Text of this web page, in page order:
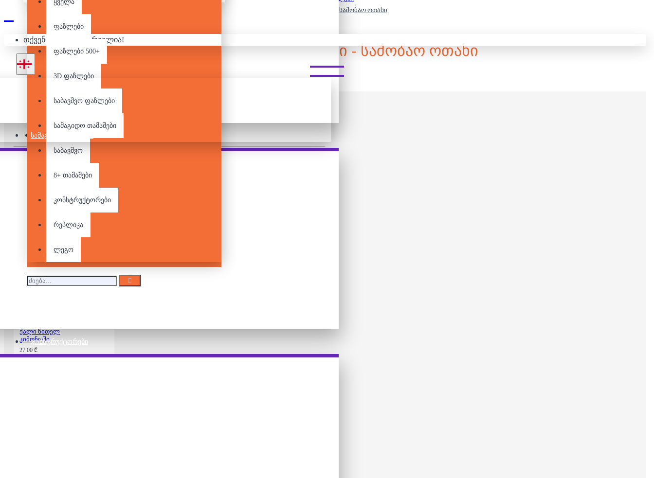
ᲡᲐᲛᲐᲒᲘᲓᲝ ᲗᲐᲛᲐᲨᲔᲑᲘ
ᲙᲝᲜᲡᲢᲠᲣᲥᲢᲝᲠᲔᲑᲘ
ყველა
ფაზლები
ფაზლები 500+
3D ფაზლები
საბავშვო ფაზლები
სამაგიდო თამაშები
საბავშვო
8+ თამაშები
კონსტრუქტორები
რეპლიკა
ლეგო
თქვენი კალათა ცარიელია!
300 დეტალიანი ფაზლი - საშობაო ოთახი
300 ᲓᲔᲢᲐᲚᲘᲐᲜᲘ ᲤᲐᲖᲚᲘ - ᲡᲐᲨᲝᲑᲐᲝ ᲝᲗᲐᲮᲘ
Pair it With
500 დეტალიანი -
კატები მწერლის
ქალი წითელ
კიმონოში
27.00 ₾